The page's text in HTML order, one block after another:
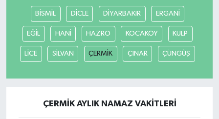
BİSMİL DİCLE DİYARBAKIR ERGANİ
EĞİL HANİ HAZRO KOCAKÖY KULP
LİCE SİLVAN ÇERMİK ÇINAR ÇÜNGÜŞ
ÇERMİK AYLIK NAMAZ VAKITLERI